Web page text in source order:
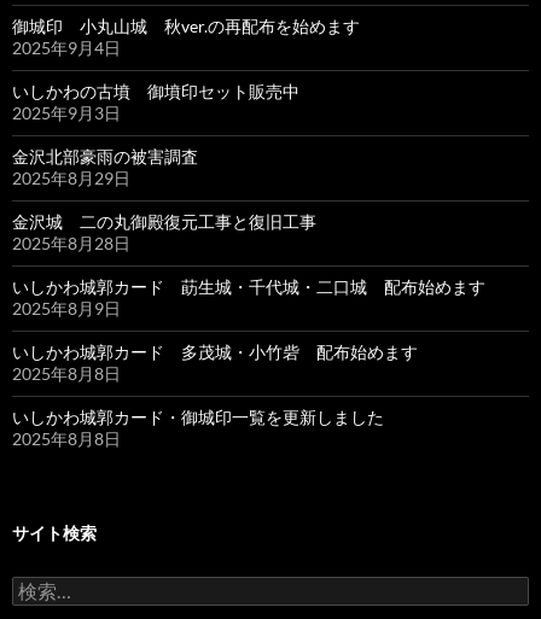
御城印 小丸山城 秋ver.の再配布を始めます
2025年9月4日
いしかわの古墳 御墳印セット販売中
2025年9月3日
金沢北部豪雨の被害調査
2025年8月29日
金沢城 二の丸御殿復元工事と復旧工事
2025年8月28日
いしかわ城郭カード 莇生城・千代城・二口城 配布始めます
2025年8月9日
いしかわ城郭カード 多茂城・小竹砦 配布始めます
2025年8月8日
いしかわ城郭カード・御城印一覧を更新しました
2025年8月8日
サイト検索
検
索: